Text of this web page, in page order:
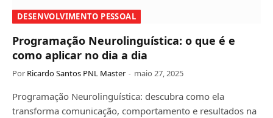
DESENVOLVIMENTO PESSOAL
Programação Neurolinguística: o que é e
como aplicar no dia a dia
Por Ricardo Santos PNL Master maio 27, 2025
Programação Neurolinguística: descubra como ela
transforma comunicação, comportamento e resultados na